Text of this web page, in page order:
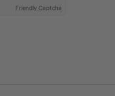
Friendly Captcha